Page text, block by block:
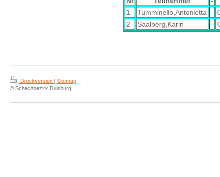
1
Tumminello,Antonietta -
2
Saalberg,Karin -
Druckversion | Sitemap
© Schachbezirk Duisburg